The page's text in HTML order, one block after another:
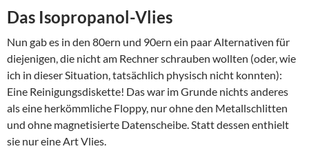
Das Isopropanol-Vlies
Nun gab es in den 80ern und 90ern ein paar Alternativen für
diejenigen, die nicht am Rechner schrauben wollten (oder, wie
ich in dieser Situation, tatsächlich physisch nicht konnten):
Eine Reinigungsdiskette! Das war im Grunde nichts anderes
als eine herkömmliche Floppy, nur ohne den Metallschlitten
und ohne magnetisierte Datenscheibe. Statt dessen enthielt
sie nur eine Art Vlies.